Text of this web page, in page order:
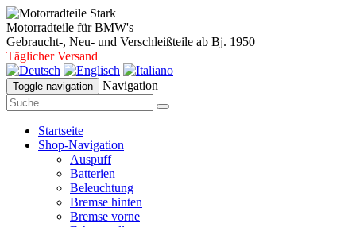
Motorradteile für BMW's
Gebraucht-, Neu- und Verschleißteile ab Bj. 1950
Täglicher Versand
Toggle navigation Navigation
Startseite
Shop-Navigation
Auspuff
Batterien
Beleuchtung
Bremse hinten
Bremse vorne